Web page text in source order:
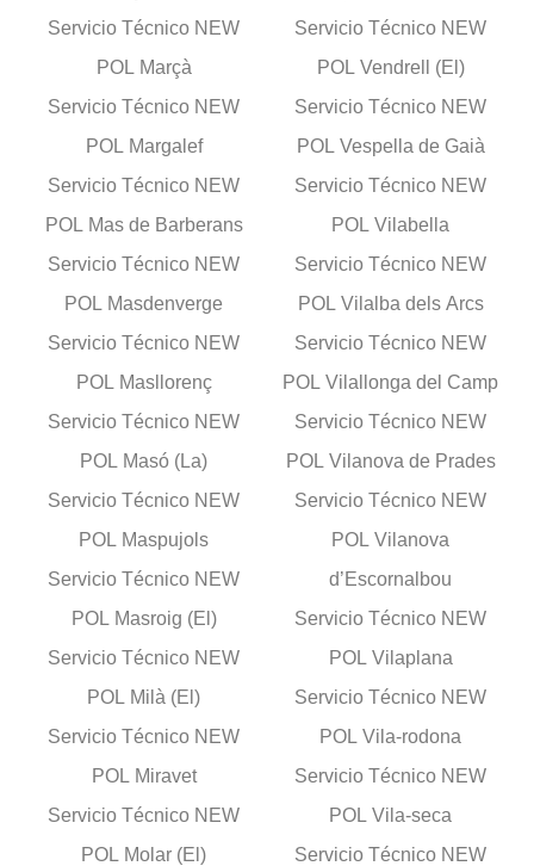
Servicio Técnico NEW
POL Marçà
Servicio Técnico NEW
POL Margalef
Servicio Técnico NEW
POL Mas de Barberans
Servicio Técnico NEW
POL Masdenverge
Servicio Técnico NEW
POL Masllorenç
Servicio Técnico NEW
POL Masó (La)
Servicio Técnico NEW
POL Maspujols
Servicio Técnico NEW
POL Masroig (El)
Servicio Técnico NEW
POL Milà (El)
Servicio Técnico NEW
POL Miravet
Servicio Técnico NEW
POL Molar (El)
Servicio Técnico NEW
POL Vendrell (El)
Servicio Técnico NEW
POL Vespella de Gaià
Servicio Técnico NEW
POL Vilabella
Servicio Técnico NEW
POL Vilalba dels Arcs
Servicio Técnico NEW
POL Vilallonga del Camp
Servicio Técnico NEW
POL Vilanova de Prades
Servicio Técnico NEW
POL Vilanova
d’Escornalbou
Servicio Técnico NEW
POL Vilaplana
Servicio Técnico NEW
POL Vila-rodona
Servicio Técnico NEW
POL Vila-seca
Servicio Técnico NEW